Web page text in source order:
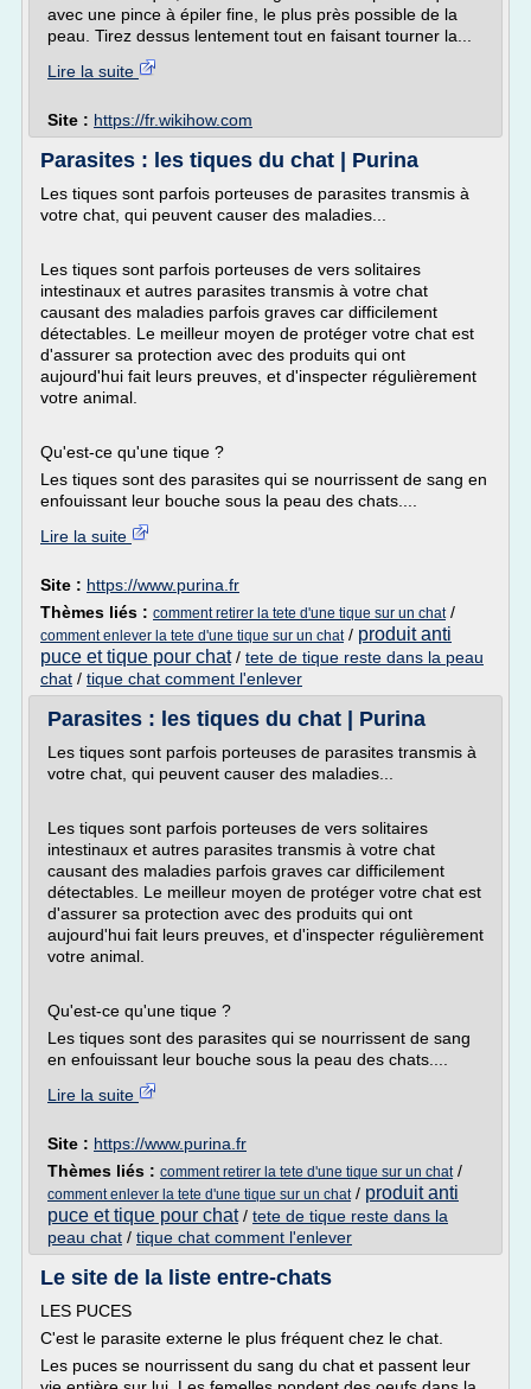
avec une pince à épiler fine, le plus près possible de la
peau. Tirez dessus lentement tout en faisant tourner la...
Lire la suite
Site : https://fr.wikihow.com
Parasites : les tiques du chat | Purina
Les tiques sont parfois porteuses de parasites transmis à
votre chat, qui peuvent causer des maladies...
Les tiques sont parfois porteuses de vers solitaires
intestinaux et autres parasites transmis à votre chat
causant des maladies parfois graves car difficilement
détectables. Le meilleur moyen de protéger votre chat est
d'assurer sa protection avec des produits qui ont
aujourd'hui fait leurs preuves, et d'inspecter régulièrement
votre animal.
Qu'est-ce qu'une tique ?
Les tiques sont des parasites qui se nourrissent de sang en
enfouissant leur bouche sous la peau des chats....
Lire la suite
Site : https://www.purina.fr
Thèmes liés : comment retirer la tete d'une tique sur un chat/
comment enlever la tete d'une tique sur un chat/ produit anti
puce et tique pour chat/ tete de tique reste dans la peau
chat / tique chat comment l'enlever
Parasites : les tiques du chat | Purina
Les tiques sont parfois porteuses de parasites transmis à
votre chat, qui peuvent causer des maladies...
Les tiques sont parfois porteuses de vers solitaires
intestinaux et autres parasites transmis à votre chat
causant des maladies parfois graves car difficilement
détectables. Le meilleur moyen de protéger votre chat est
d'assurer sa protection avec des produits qui ont
aujourd'hui fait leurs preuves, et d'inspecter régulièrement
votre animal.
Qu'est-ce qu'une tique ?
Les tiques sont des parasites qui se nourrissent de sang
en enfouissant leur bouche sous la peau des chats....
Lire la suite
Site : https://www.purina.fr
Thèmes liés : comment retirer la tete d'une tique sur un chat/
comment enlever la tete d'une tique sur un chat/ produit anti
puce et tique pour chat/ tete de tique reste dans la
peau chat / tique chat comment l'enlever
Le site de la liste entre-chats
LES PUCES
C'est le parasite externe le plus fréquent chez le chat.
Les puces se nourrissent du sang du chat et passent leur